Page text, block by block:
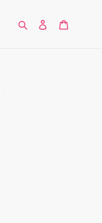
BuscarIngresar